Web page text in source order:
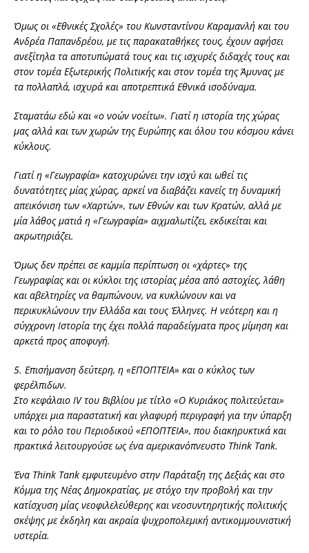
Όμως οι «Εθνικές Σχολές» του Κωνσταντίνου Καραμανλή και του
Ανδρέα Παπανδρέου, με τις παρακαταθήκες τους, έχουν αφήσει
ανεξίτηλα τα αποτυπώματά τους και τις ισχυρές διδαχές τους και
στον τομέα Εξωτερικής Πολιτικής και στον τομέα της Άμυνας με
τα πολλαπλά, ισχυρά και αποτρεπτικά Εθνικά ισοδύναμα.
Σταματάω εδώ και «ο νοών νοείτω». Γιατί η ιστορία της χώρας
μας αλλά και των χωρών της Ευρώπης και όλου του κόσμου κάνει
κύκλους.
Γιατί η «Γεωγραφία» κατοχυρώνει την ισχύ και ωθεί τις
δυνατότητες μίας χώρας, αρκεί να διαβάζει κανείς τη δυναμική
απεικόνιση των «Χαρτών», των Εθνών και των Κρατών, αλλά με
μία λάθος ματιά η «Γεωγραφία» αιχμαλωτίζει, εκδικείται και
ακρωτηριάζει.
Όμως δεν πρέπει σε καμμία περίπτωση οι «χάρτες» της
Γεωγραφίας και οι κύκλοι της ιστορίας μέσα από αστοχίες, λάθη
και αβελτηρίες να θαμπώνουν, να κυκλώνουν και να
περικυκλώνουν την Ελλάδα και τους Έλληνες. Η νεότερη και η
σύγχρονη Ιστορία της έχει πολλά παραδείγματα προς μίμηση και
αρκετά προς αποφυγή.
5. Επισήμανση δεύτερη, η «ΕΠΟΠΤΕΙΑ» και ο κύκλος των
φερέλπιδων.
Στο κεφάλαιο IV του Βιβλίου με τίτλο «Ο Κυριάκος πολιτεύεται»
υπάρχει μια παραστατική και γλαφυρή περιγραφή για την ύπαρξη
και το ρόλο του Περιοδικού «ΕΠΟΠΤΕΙΑ», που διακηρυκτικά και
πρακτικά λειτουργούσε ως ένα αμερικανόπνευστο Think Tank.
Ένα Think Tank εμφυτευμένο στην Παράταξη της Δεξιάς και στο
Κόμμα της Νέας Δημοκρατίας, με στόχο την προβολή και την
κατίσχυση μίας νεοφιλελεύθερης και νεοσυντηρητικής πολιτικής
σκέψης με έκδηλη και ακραία ψυχροπολεμική αντικομμουνιστική
υστερία.